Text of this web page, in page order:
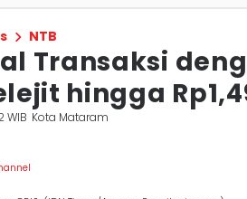
NTB
Transaksi
hingga
WIB Kota Mataram